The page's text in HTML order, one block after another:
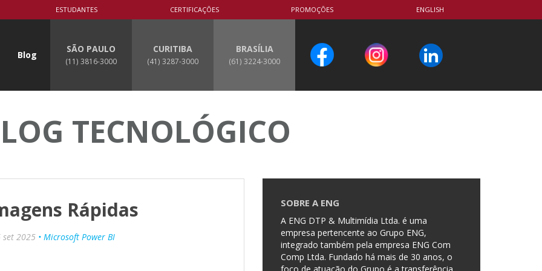
ESTUDANTES CERTIFICAÇÕES PROMOÇÕES ENGLISH
Blog
SÃO PAULO
(11) 3816-3000
CURITIBA
(41) 3287-3000
BRASÍLIA
(61) 3224-3000
TECNOLÓGICO
Rápidas
set 2025• Microsoft Power BI
SOBRE A ENG
A ENG DTP & Multimídia Ltda. é uma
empresa pertencente ao Grupo ENG,
integrado também pela empresa ENG Com
Comp Ltda. Fundado há mais de 30 anos, o